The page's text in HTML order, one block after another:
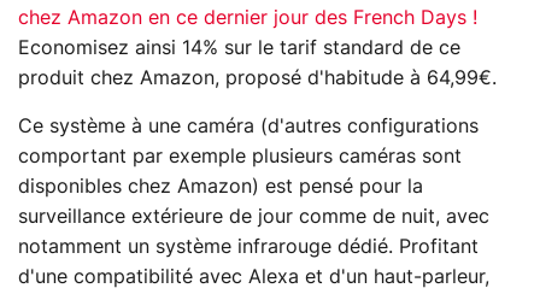
chez Amazon en ce dernier jour des French Days !
Economisez ainsi 14% sur le tarif standard de ce
produit chez Amazon, proposé d'habitude à 64,99€.
Ce système à une caméra (d'autres configurations
comportant par exemple plusieurs caméras sont
disponibles chez Amazon) est pensé pour la
surveillance extérieure de jour comme de nuit, avec
notamment un système infrarouge dédié. Profitant
d'une compatibilité avec Alexa et d'un haut-parleur,